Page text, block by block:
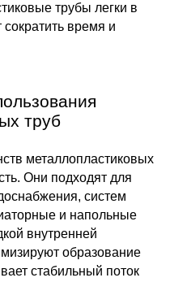
трубы легки в
сократить время и
труб
металлопластиковых
Они подходят для
систем
и напольные
внутренней
образование
стабильный поток